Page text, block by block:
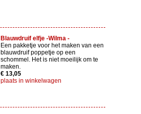
Blauwdruif elfje -Wilma -
Een pakketje voor het maken van een
blauwdruif poppetje op een
schommel. Het is niet moeilijk om te
maken.
€ 13,05
plaats in winkelwagen